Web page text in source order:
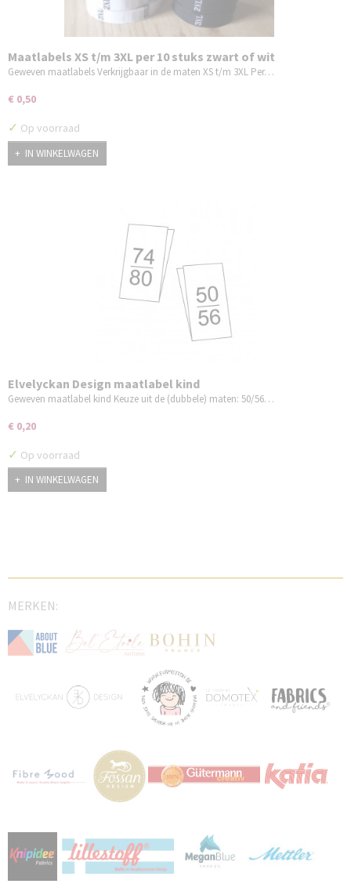
Maatlabels XS t/m 3XL per 10 stuks zwart of wit
Geweven maatlabels Verkrijgbaar in de maten XS t/m 3XL Per…
€ 0,50
✓ Op voorraad
IN WINKELWAGEN
Elvelyckan Design maatlabel kind
Geweven maatlabel kind Keuze uit de (dubbele) maten: 50/56…
€ 0,20
✓ Op voorraad
IN WINKELWAGEN
MERKEN: